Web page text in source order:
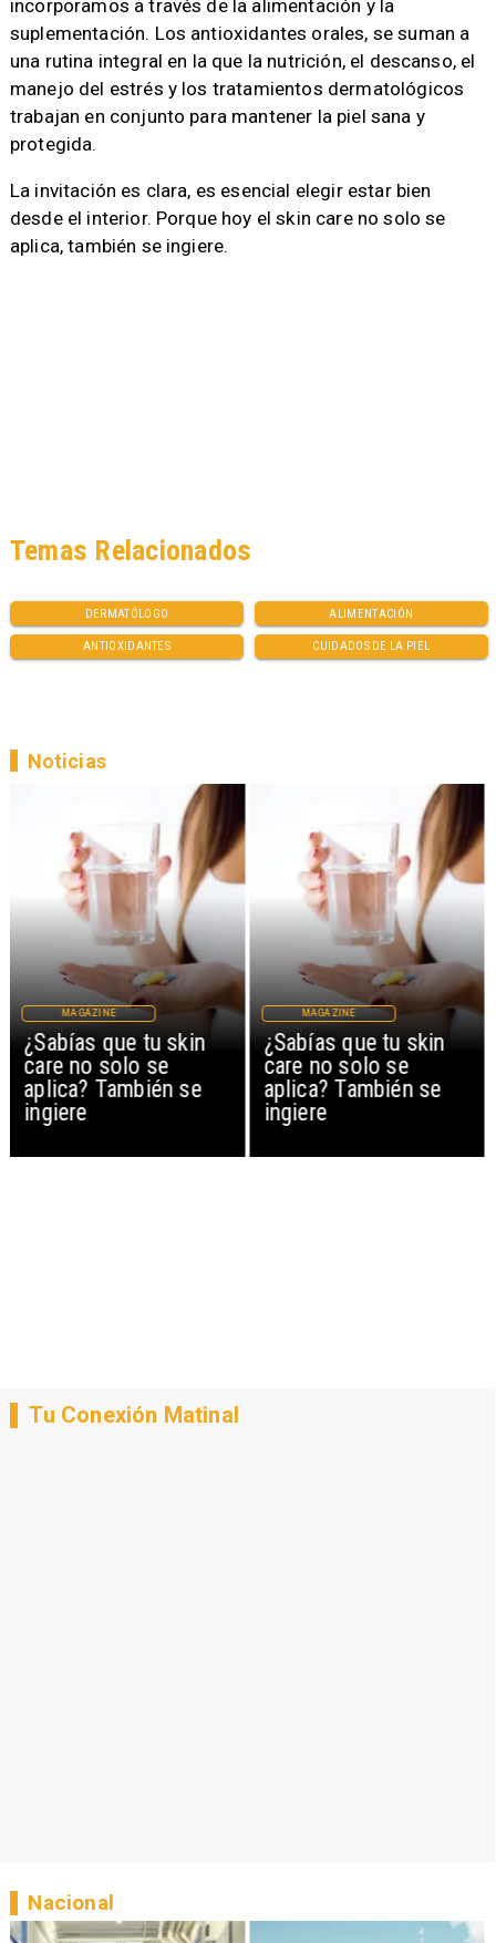
incorporamos a través de la alimentación y la
suplementación. Los antioxidantes orales, se suman a
una rutina integral en la que la nutrición, el descanso, el
manejo del estrés y los tratamientos dermatológicos
trabajan en conjunto para mantener la piel sana y
protegida.
La invitación es clara, es esencial elegir estar bien
desde el interior. Porque hoy el skin care no solo se
aplica, también se ingiere.
DERMATÓLOGO ALIMENTACIÓN
ANTIOXIDANTES CUIDADOS DE LA PIEL
Temas Relacionados
¿Sabías que tu skin
care no solo se
aplica? También se
ingiere
MAGAZINE
¿Sabías que tu skin
care no solo se
aplica? También se
ingiere
MAGAZINE
Noticias
Tu Conexión Matinal
Nacional